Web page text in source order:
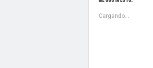
Cargando...